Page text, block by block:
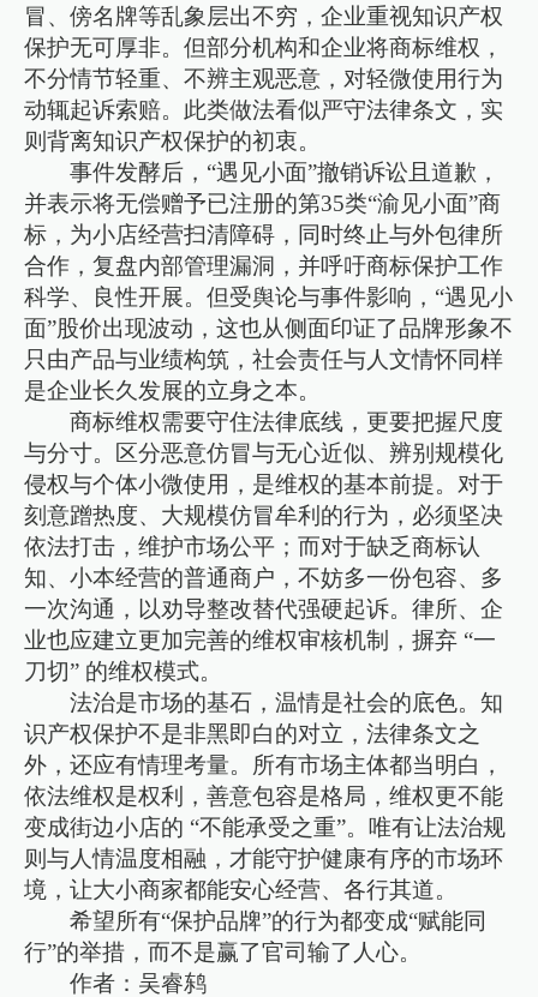
冒、傍名牌等乱象层出不穷，企业重视知识产权
保护无可厚非。但部分机构和企业将商标维权，
不分情节轻重、不辨主观恶意，对轻微使用行为
动辄起诉索赔。此类做法看似严守法律条文，实
则背离知识产权保护的初衷。
事件发酵后，“遇见小面”撤销诉讼且道歉，
并表示将无偿赠予已注册的第35类“渝见小面”商
标，为小店经营扫清障碍，同时终止与外包律所
合作，复盘内部管理漏洞，并呼吁商标保护工作
科学、良性开展。但受舆论与事件影响，“遇见小
面”股价出现波动，这也从侧面印证了品牌形象不
只由产品与业绩构筑，社会责任与人文情怀同样
是企业长久发展的立身之本。
商标维权需要守住法律底线，更要把握尺度
与分寸。区分恶意仿冒与无心近似、辨别规模化
侵权与个体小微使用，是维权的基本前提。对于
刻意蹭热度、大规模仿冒牟利的行为，必须坚决
依法打击，维护市场公平；而对于缺乏商标认
知、小本经营的普通商户，不妨多一份包容、多
一次沟通，以劝导整改替代强硬起诉。律所、企
业也应建立更加完善的维权审核机制，摒弃 “一
刀切” 的维权模式。
法治是市场的基石，温情是社会的底色。知
识产权保护不是非黑即白的对立，法律条文之
外，还应有情理考量。所有市场主体都当明白，
依法维权是权利，善意包容是格局，维权更不能
变成街边小店的 “不能承受之重”。唯有让法治规
则与人情温度相融，才能守护健康有序的市场环
境，让大小商家都能安心经营、各行其道。
希望所有“保护品牌”的行为都变成“赋能同
行”的举措，而不是赢了官司输了人心。
作者：吴睿鸫